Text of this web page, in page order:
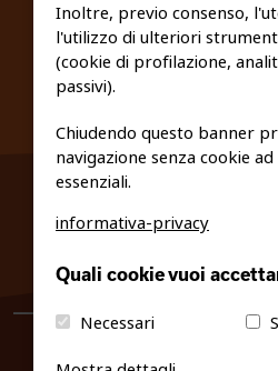
PRIVACY E
info@fiso.it|
Inoltre, previo consenso,
l'utilizzo di ulteriori
(cookie di profilazione,
passivi).
Chiudendo questo banner
navigazione senza cookie
essenziali.
informativa-privacy
Quali cookie vuoi
Necessari